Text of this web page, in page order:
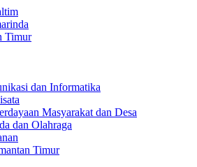
Timur
dan Informatika
Masyarakat dan Desa
dan Olahraga
Timur